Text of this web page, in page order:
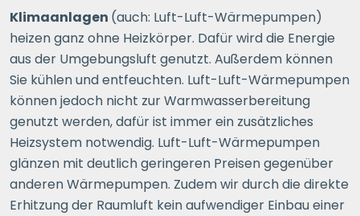
Klimaanlagen (auch: Luft-Luft-Wärmepumpen)
heizen ganz ohne Heizkörper. Dafür wird die Energie
aus der Umgebungsluft genutzt. Außerdem können
Sie kühlen und entfeuchten. Luft-Luft-Wärmepumpen
können jedoch nicht zur Warmwasserbereitung
genutzt werden, dafür ist immer ein zusätzliches
Heizsystem notwendig. Luft-Luft-Wärmepumpen
glänzen mit deutlich geringeren Preisen gegenüber
anderen Wärmepumpen. Zudem wir durch die direkte
Erhitzung der Raumluft kein aufwendiger Einbau einer